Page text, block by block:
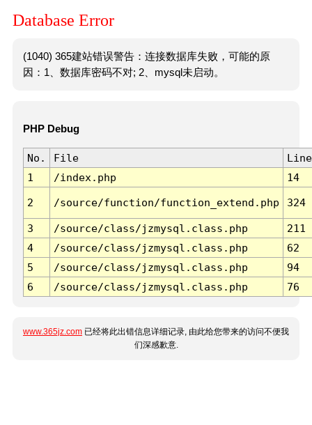
Database Error
(1040) 365建站错误警告：连接数据库失败，可能的原
因：1、数据库密码不对; 2、mysql未启动。
PHP Debug
No. File
Line
1
/index.php 14
2 /source/function/function_extend.php 324
3 /source/class/jzmysql.class.php
211
4
/source/class/jzmysql.class.php
62
5
/source/class/jzmysql.class.php
94
6
/source/class/jzmysql.class.php 76
www.365jz.com 已经将此出错信息详细记录, 由此给您带来的访问不便我
们深感歉意.